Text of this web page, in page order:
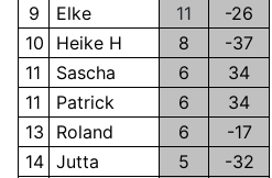
9
Elke 11
-26
10
Heike H 8
-37
11
Sascha 6
34
11
Patrick 6
34
13
Roland 6
-17
14 Jutta 5
-32